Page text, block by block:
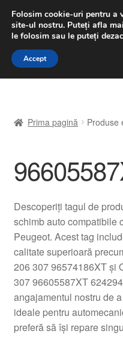
LIVRARE de la 33
luni-vineri 9 a.m. -
Sari
Sari
A lua legatura
Contul meu
Despre noi
Finalizare comandă
Livrare
Livrare în toată lumea
Prima pagină Produse
Descoperiți tagul de
schimb auto compatibile
Peugeot. Acest tag
calitate superioară
206 307 96574186XT și
307 96605587XT
angajamentul nostru de
ideale pentru
preferă să își repare
Folosim cookie-uri pentru a
site-ul nostru. Puteți afla
le folosim sau le puteți
Accept